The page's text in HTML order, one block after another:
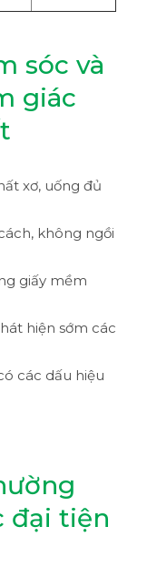
sóc và
giác
xơ, uống đủ
không ngồi
giấy mềm
hiện sớm các
các dấu hiệu
đại tiện